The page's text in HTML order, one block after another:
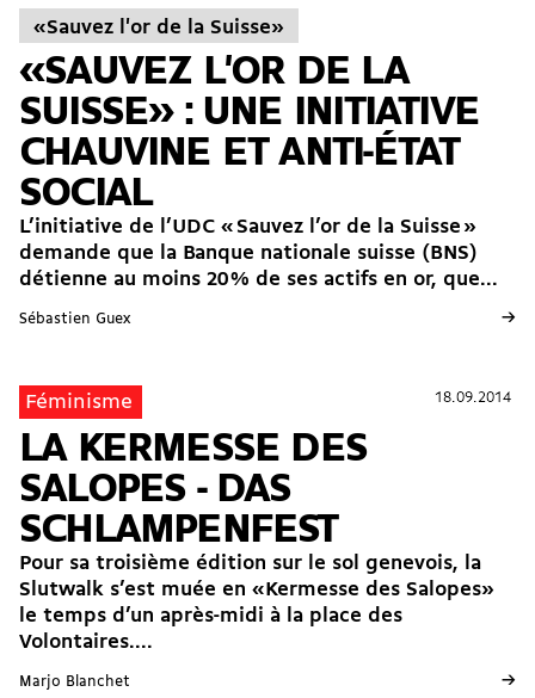
«Sauvez l'or de la Suisse»
«SAUVEZ L'OR DE LA
SUISSE» : UNE INITIATIVE
CHAUVINE ET ANTI-ÉTAT
SOCIAL
L’initiative de l’UDC « Sauvez l’or de la Suisse »
demande que la Banque nationale suisse (BNS)
détienne au moins 20 % de ses actifs en or, que...
Sébastien Guex →
18.09.2014
Féminisme 18.09.2014
LA KERMESSE DES
SALOPES - DAS
SCHLAMPENFEST
Pour sa troisième édition sur le sol genevois, la
Slutwalk s’est muée en «Kermesse des Salopes»
le temps d’un après-midi à la place des
Volontaires....
Marjo Blanchet →